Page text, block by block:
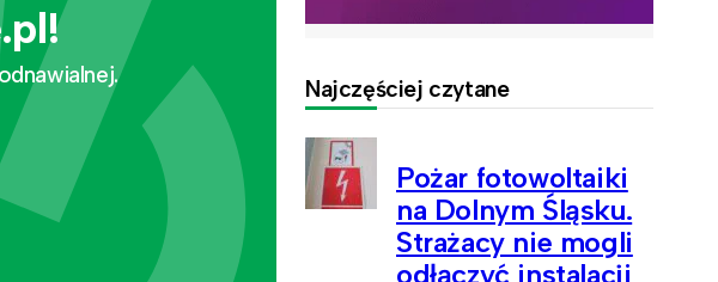
Najczęściej czytane
Pożar fotowoltaiki
na Dolnym Śląsku.
Strażacy nie mogli
odłączyć instalacji